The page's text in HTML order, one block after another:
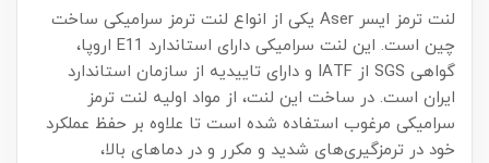
لنت ترمز ایسر Aser یکی از انواع لنت ترمز سرامیکی ساخت
چین است. این لنت سرامیکی دارای استاندارد E11 اروپا،
گواهی SGS از IATF و دارای تاییدیه از سازمان استاندارد
ایران است. در ساخت این لنت، از مواد اولیه لنت ترمز
سرامیکی مرغوب استفاده شده است تا علاوه بر حفظ عملکرد
خود در ترمزگیری‌های شدید و مکرر و در دماهای بالا،